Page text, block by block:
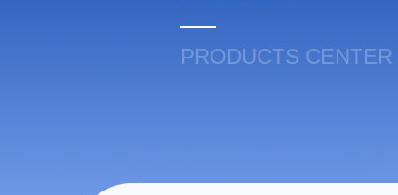
PRODUCTS CENTER